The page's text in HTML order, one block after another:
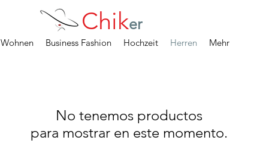
Chiker
Wohnen Business Fashion Hochzeit Herren Mehr
No tenemos productos
para mostrar en este momento.